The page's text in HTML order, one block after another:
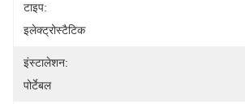
टाइप:
इलेक्ट्रोस्टैटिक
इंस्टालेशन:
पोर्टेबल